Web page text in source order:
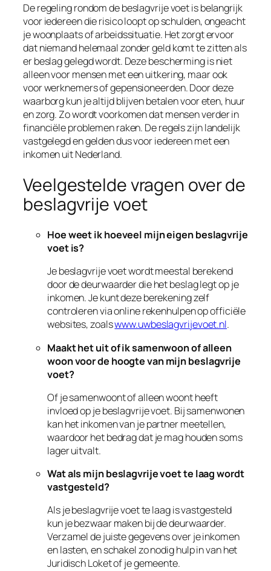
De regeling rondom de beslagvrije voet is belangrijk
voor iedereen die risico loopt op schulden, ongeacht
je woonplaats of arbeidssituatie. Het zorgt ervoor
dat niemand helemaal zonder geld komt te zitten als
er beslag gelegd wordt. Deze bescherming is niet
alleen voor mensen met een uitkering, maar ook
voor werknemers of gepensioneerden. Door deze
waarborg kun je altijd blijven betalen voor eten, huur
en zorg. Zo wordt voorkomen dat mensen verder in
financiële problemen raken. De regels zijn landelijk
vastgelegd en gelden dus voor iedereen met een
inkomen uit Nederland.
Veelgestelde vragen over de
beslagvrije voet
Hoe weet ik hoeveel mijn eigen beslagvrije
voet is?
Je beslagvrije voet wordt meestal berekend
door de deurwaarder die het beslag legt op je
inkomen. Je kunt deze berekening zelf
controleren via online rekenhulpen op officiële
websites, zoalswww.uwbeslagvrijevoet.nl.
Maakt het uit of ik samenwoon of alleen
woon voor de hoogte van mijn beslagvrije
voet?
Of je samenwoont of alleen woont heeft
invloed op je beslagvrije voet. Bij samenwonen
kan het inkomen van je partner meetellen,
waardoor het bedrag dat je mag houden soms
lager uitvalt.
Wat als mijn beslagvrije voet te laag wordt
vastgesteld?
Als je beslagvrije voet te laag is vastgesteld
kun je bezwaar maken bij de deurwaarder.
Verzamel de juiste gegevens over je inkomen
en lasten, en schakel zo nodig hulp in van het
Juridisch Loket of je gemeente.